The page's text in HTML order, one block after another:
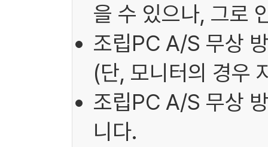
을 수 있으나, 그로
조립PC A/S 무상
(단, 모니터의 경우
조립PC A/S 무상
니다.